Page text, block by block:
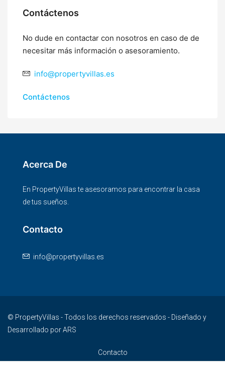
Contáctenos
No dude en contactar con nosotros en caso de de
necesitar más información o asesoramiento.
info@propertyvillas.es
Contáctenos
Acerca De
En PropertyVillas te asesoramos para encontrar la casa
de tus sueños.
Contacto
info@propertyvillas.es
© PropertyVillas - Todos los derechos reservados - Diseñado y
Desarrollado por ARS
Contacto